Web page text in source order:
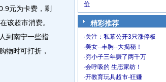
元为卡费，剩
该超市消费。
到南宁一些指
物时可打折，
价
精彩推荐
·关注：私幕公开3只涨停板
·美女--丰胸--大揭秘！
·穷小子三年赚了两千万
·会呼吸的 生态家纺！
·开教育玩具超市-狂赚